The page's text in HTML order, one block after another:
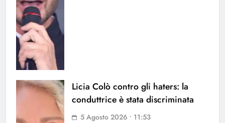
Licia Colò contro gli haters: la
conduttrice è stata discriminata
5 Agosto 2026 • 11:53